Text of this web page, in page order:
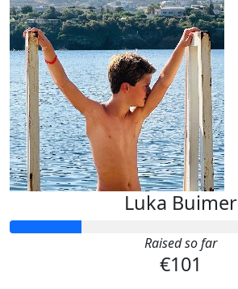
Luka Buimer
Raised so far
€101